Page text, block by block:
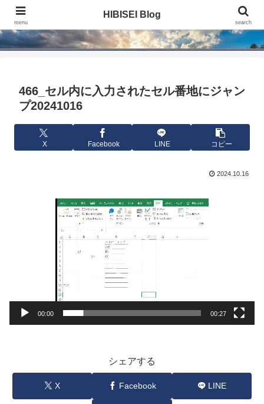
HIBISEI Blog
466_セル内に入力されたセル番地にジャン
プ20241016
X Facebook LINE コピー
2024.10.16
00:00 00:27
シェアする
X Facebook LINE
menu
HIBISEI Blog
search